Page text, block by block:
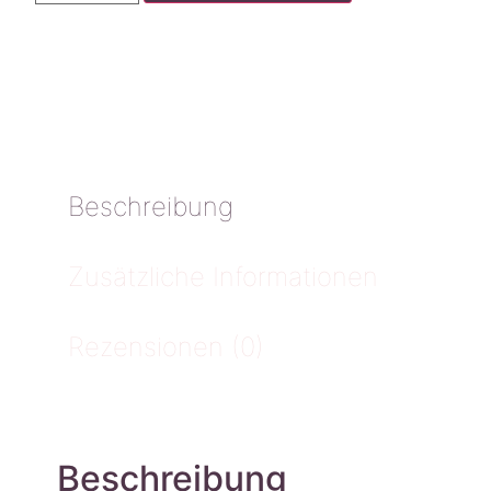
Beschreibung
Zusätzliche Informationen
Rezensionen (0)
Beschreibung